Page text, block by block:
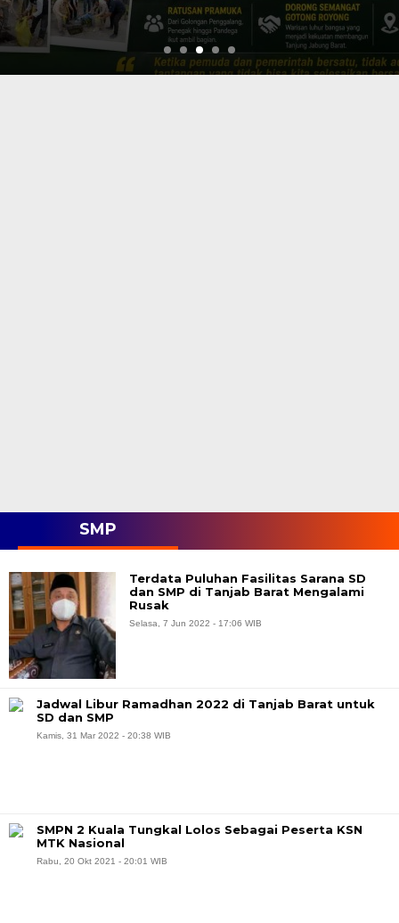
SMP
Terdata Puluhan Fasilitas Sarana SD
dan SMP di Tanjab Barat Mengalami
Rusak
Selasa, 7 Jun 2022 - 17:06 WIB
Jadwal Libur Ramadhan 2022 di Tanjab Barat untuk
SD dan SMP
Kamis, 31 Mar 2022 - 20:38 WIB
SMPN 2 Kuala Tungkal Lolos Sebagai Peserta KSN
MTK Nasional
Rabu, 20 Okt 2021 - 20:01 WIB